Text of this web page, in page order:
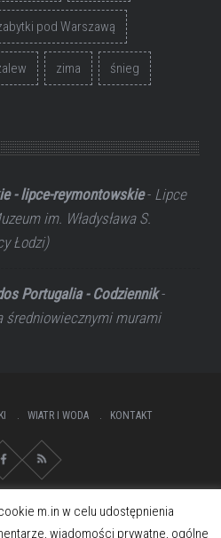
pod Warszawą
zima śnieg
- lipce-reymontowskie- Lipce
im. Władysława S.
Łodzi)
Portugalia - Codziennik-
średniowiecznymi murami
WIATR I WODA KONTAKT
m.in w celu udostępnienia
wiadomości prywatne, ogólne